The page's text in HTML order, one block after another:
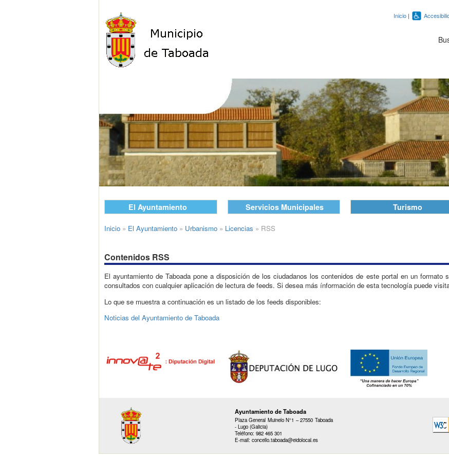
Inicio |
El Ayuntamiento Servicios Municipales Turismo
Inicio » El Ayuntamiento » Urbanismo » Licencias » RSS
Contenidos RSS
El ayuntamiento de Taboada pone a disposición de los ciudadanos los contenidos de este portal en un formato
consultados con cualquier aplicación de lectura de feeds. Si desea más ínformación de esta tecnología puede
Lo que se muestra a continuación es un listado de los feeds disponibles:
Noticias del Ayuntamiento de Taboada
Ayuntamiento de Taboada
Plaza General Muinelo N°1 – 27550 Taboada
- Lugo (Galicia)
Teléfono: 982 465 301
E-mail: concello.taboada@eidolocal.es